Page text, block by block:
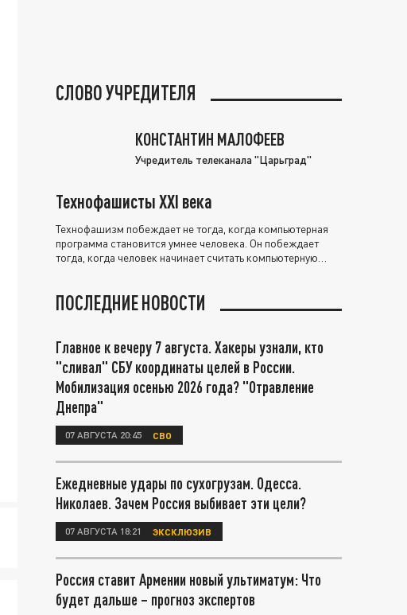
СЛОВО УЧРЕДИТЕЛЯ
КОНСТАНТИН МАЛОФЕЕВ
Учредитель телеканала "Царьград"
Технофашисты XXI века
Технофашизм побеждает не тогда, когда компьютерная
программа становится умнее человека. Он побеждает
тогда, когда человек начинает считать компьютерную
ПОСЛЕДНИЕ НОВОСТИ
Главное к вечеру 7 августа. Хакеры узнали, кто
"сливал" СБУ координаты целей в России.
Мобилизация осенью 2026 года? "Отравление
Днепра"
07 АВГУСТА 20:45 СВО
Ежедневные удары по сухогрузам. Одесса.
Николаев. Зачем Россия выбивает эти цели?
07 АВГУСТА 18:21 ЭКСКЛЮЗИВ
Россия ставит Армении новый ультиматум: Что
будет дальше – прогноз экспертов